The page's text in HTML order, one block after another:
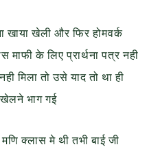
खाया खेली और फिर होमवर्क
माफी के लिए प्रार्थना पत्र नही
मिला तो उसे याद तो था ही
भाग गई
क्लास मे थी तभी बाई जी